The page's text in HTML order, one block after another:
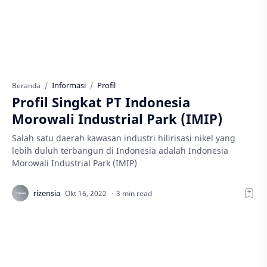
Beranda Informasi Profil
Profil Singkat PT Indonesia
Morowali Industrial Park (IMIP)
Salah satu daerah kawasan industri hilirisasi nikel yang
lebih duluh terbangun di Indonesia adalah Indonesia
Morowali Industrial Park (IMIP)
3 min read